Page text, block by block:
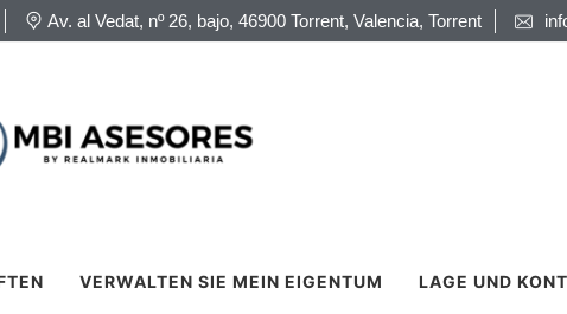
Av. al Vedat, nº 26, bajo, 46900 Torrent, Valencia, Torrent
VERWALTEN SIE MEIN EIGENTUM LAGE UND